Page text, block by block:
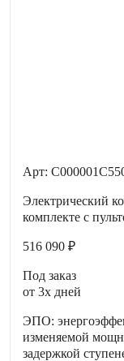
Арт:
Электрический
комплекте с
516 090 ₽
Под заказ
от 3х дней
ЭПО:
изменяемой
задержкой